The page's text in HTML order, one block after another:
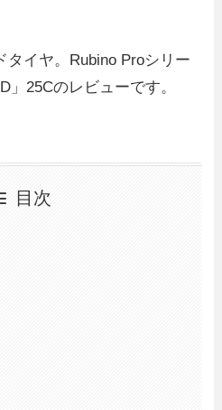
タイヤ。Rubino Proシリー
」25Cのレビューです。
目次